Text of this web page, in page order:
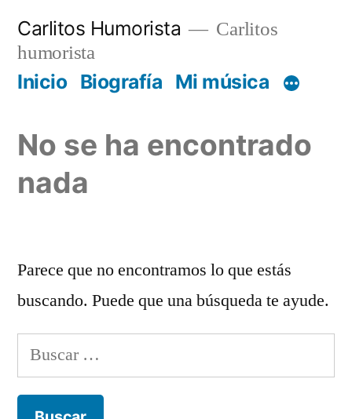
contenido
Carlitos Humorista
Carlitos
humorista
Inicio Biografía Mi música
No se ha encontrado
nada
Parece que no encontramos lo que estás
buscando. Puede que una búsqueda te ayude.
Buscar: